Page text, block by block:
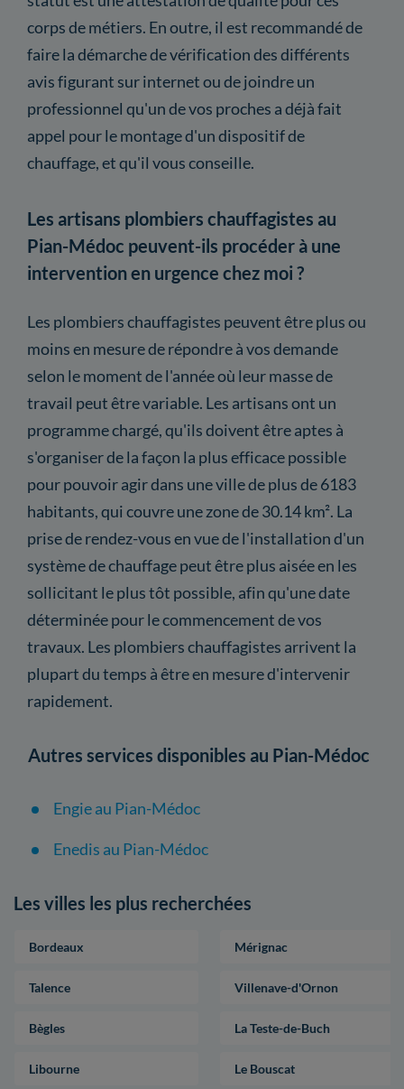
corps de métiers. En outre, il est recommandé de
faire la démarche de vérification des différents
avis figurant sur internet ou de joindre un
professionnel qu'un de vos proches a déjà fait
appel pour le montage d'un dispositif de
chauffage, et qu'il vous conseille.
Les artisans plombiers chauffagistes au
Pian-Médoc peuvent-ils procéder à une
intervention en urgence chez moi ?
Les plombiers chauffagistes peuvent être plus ou
moins en mesure de répondre à vos demande
selon le moment de l'année où leur masse de
travail peut être variable. Les artisans ont un
programme chargé, qu'ils doivent être aptes à
s'organiser de la façon la plus efficace possible
pour pouvoir agir dans une ville de plus de 6183
habitants, qui couvre une zone de 30.14 km². La
prise de rendez-vous en vue de l'installation d'un
système de chauffage peut être plus aisée en les
sollicitant le plus tôt possible, afin qu'une date
déterminée pour le commencement de vos
travaux. Les plombiers chauffagistes arrivent la
plupart du temps à être en mesure d'intervenir
rapidement.
Autres services disponibles au Pian-Médoc
Engie au Pian-Médoc
Enedis au Pian-Médoc
Les villes les plus recherchées
Bordeaux Mérignac
Talence Villenave-d'Ornon
Bègles La Teste-de-Buch
Libourne Le Bouscat